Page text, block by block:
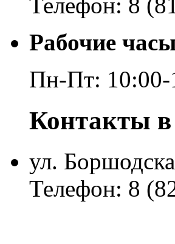
Рабочие
Пн-Пт: 10:00-
Контакты
ул.
Телефон: 8